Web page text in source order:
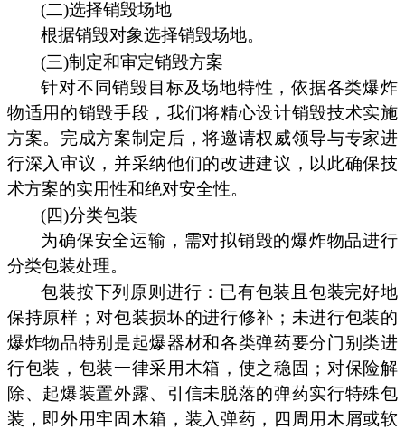
(二)选择销毁场地
根据销毁对象选择销毁场地。
(三)制定和审定销毁方案
针对不同销毁目标及场地特性，依据各类爆炸
物适用的销毁手段，我们将精心设计销毁技术实施
方案。完成方案制定后，将邀请权威领导与专家进
行深入审议，并采纳他们的改进建议，以此确保技
术方案的实用性和绝对安全性。
(四)分类包装
为确保安全运输，需对拟销毁的爆炸物品进行
分类包装处理。
包装按下列原则进行：已有包装且包装完好地
保持原样；对包装损坏的进行修补；未进行包装的
爆炸物品特别是起爆器材和各类弹药要分门别类进
行包装，包装一律采用木箱，使之稳固；对保险解
除、起爆装置外露、引信未脱落的弹药实行特殊包
装，即外用牢固木箱，装入弹药，四周用木屑或软